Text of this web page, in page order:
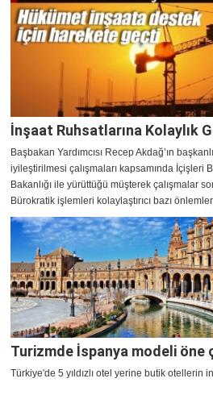
İnşaat Ruhsatlarına Kolaylık
Başbakan Yardımcısı Recep Akdağ’ın
iyileştirilmesi çalışmaları kapsamında İçişleri
Bakanlığı ile yürüttüğü müşterek çalışmalar
Bürokratik işlemleri kolaylaştırıcı bazı
Turizmde İspanya modeli öne
Türkiye'de 5 yıldızlı otel yerine butik otellerin